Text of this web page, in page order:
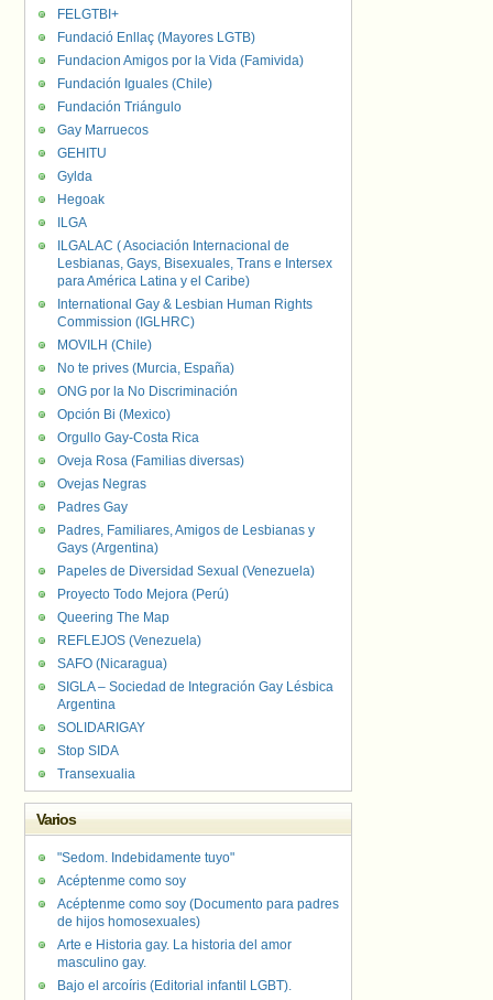
FELGTBI+
Fundació Enllaç (Mayores LGTB)
Fundacion Amigos por la Vida (Famivida)
Fundación Iguales (Chile)
Fundación Triángulo
Gay Marruecos
GEHITU
Gylda
Hegoak
ILGA
ILGALAC ( Asociación Internacional de
Lesbianas, Gays, Bisexuales, Trans e Intersex
para América Latina y el Caribe)
International Gay & Lesbian Human Rights
Commission (IGLHRC)
MOVILH (Chile)
No te prives (Murcia, España)
ONG por la No Discriminación
Opción Bi (Mexico)
Orgullo Gay-Costa Rica
Oveja Rosa (Familias diversas)
Ovejas Negras
Padres Gay
Padres, Familiares, Amigos de Lesbianas y
Gays (Argentina)
Papeles de Diversidad Sexual (Venezuela)
Proyecto Todo Mejora (Perú)
Queering The Map
REFLEJOS (Venezuela)
SAFO (Nicaragua)
SIGLA – Sociedad de Integración Gay Lésbica
Argentina
SOLIDARIGAY
Stop SIDA
Transexualia
Varios
"Sedom. Indebidamente tuyo"
Acéptenme como soy
Acéptenme como soy (Documento para padres
de hijos homosexuales)
Arte e Historia gay. La historia del amor
masculino gay.
Bajo el arcoíris (Editorial infantil LGBT).